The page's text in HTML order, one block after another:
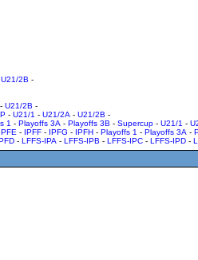
U21/2B -
- U21/2B -
- U21/1 - U21/2A - U21/2B -
1 - Playoffs 3A - Playoffs 3B - Supercup - U21/1 -
IPFE - IPFF - IPFG - IPFH - Playoffs 1 - Playoffs 3A -
- LFFS-IPA - LFFS-IPB - LFFS-IPC - LFFS-IPD -